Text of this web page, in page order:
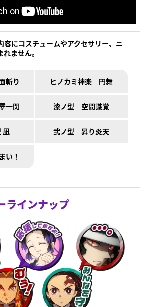
にコスチュームやアクセサリー、ニ
ません。
斬り ヒノカミ神楽 円舞
一閃 漆ノ型 空間識覚
凪 弐ノ型 昇り炎天
い！
ラインナップ